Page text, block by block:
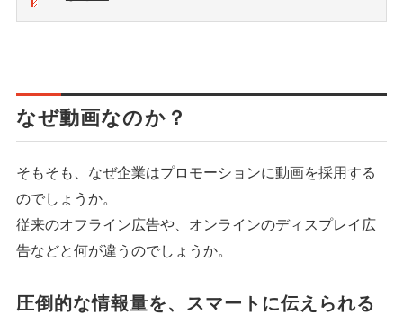
なぜ動画なのか？
そもそも、なぜ企業はプロモーションに動画を採用する
のでしょうか。
従来のオフライン広告や、オンラインのディスプレイ広
告などと何が違うのでしょうか。
圧倒的な情報量を、スマートに伝えられる